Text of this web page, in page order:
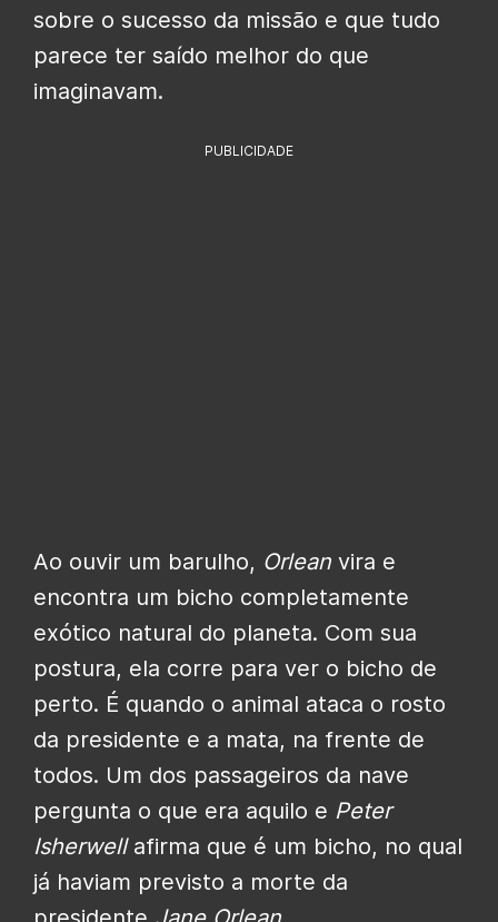
sobre o sucesso da missão e que tudo
parece ter saído melhor do que
imaginavam.
PUBLICIDADE
Ao ouvir um barulho, Orlean vira e
encontra um bicho completamente
exótico natural do planeta. Com sua
postura, ela corre para ver o bicho de
perto. É quando o animal ataca o rosto
da presidente e a mata, na frente de
todos. Um dos passageiros da nave
pergunta o que era aquilo e Peter
Isherwellafirma que é um bicho, no qual
já haviam previsto a morte da